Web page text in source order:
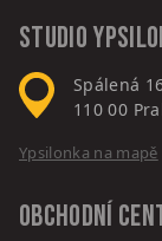
Studio
Spálená
110 00
Ypsilonka na mapě
Obchodní